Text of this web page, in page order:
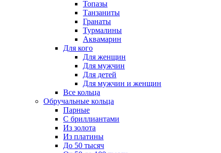
Топазы
Танзаниты
Гранаты
Турмалины
Аквамарин
Для кого
Для женщин
Для мужчин
Для детей
Для мужчин и женщин
Все кольца
Обручальные кольца
Парные
С бриллиантами
Из золота
Из платины
До 50 тысяч